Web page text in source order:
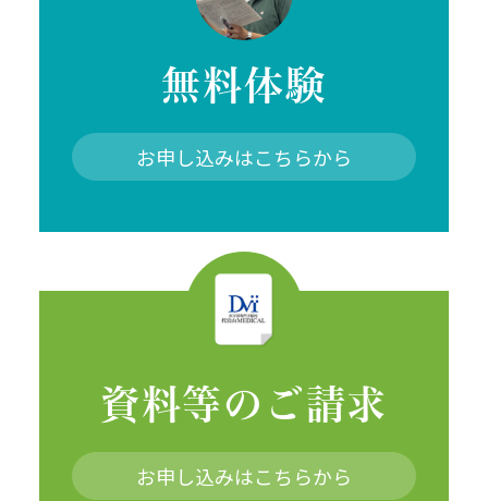
無料体験
お申し込みはこちらから
資料等のご請求
お申し込みはこちらから